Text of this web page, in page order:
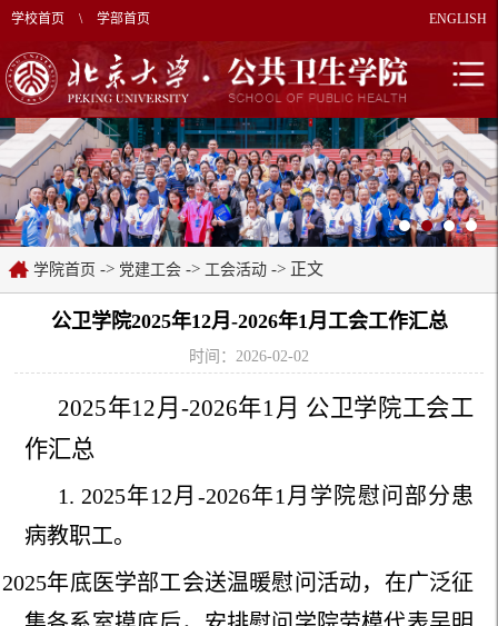
学校首页 \ 学部首页 ENGLISH
学院首页 -> 党建工会 -> 工会活动 -> 正文
公卫学院2025年12月-2026年1月工会工作汇总
时间：2026-02-02
2025年1 2月-2026年1月 公卫学院工会工
作汇总
1. 2025年12月-2026年1月学院慰问部分患
病教职工。
2025年底医学部工会送温暖慰问活动，在广泛征